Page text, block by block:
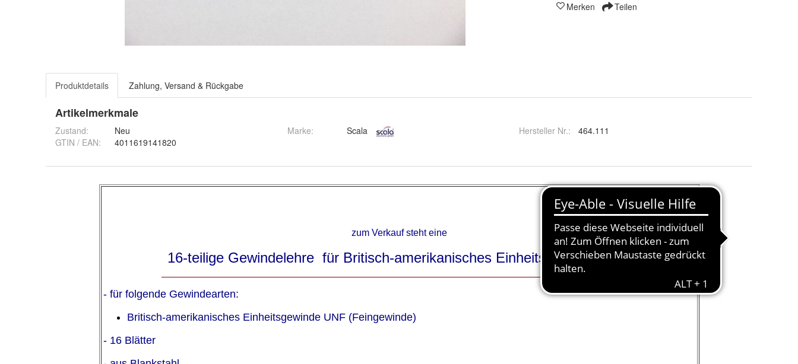
Merken Teilen
Produktdetails Zahlung, Versand & Rückgabe
Artikelmerkmale
Zustand:
Neu
GTIN / EAN:
4011619141820
Marke: Scala Hersteller Nr.: 464.111